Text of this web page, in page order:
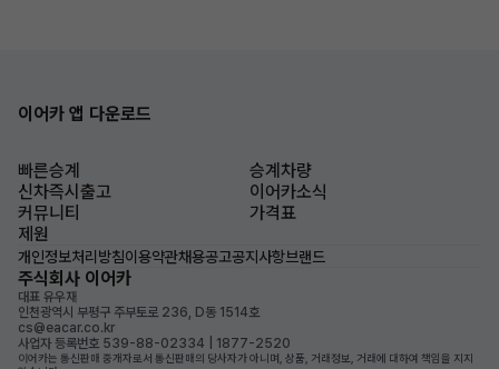
이어카 앱 다운로드
빠른승계
승계차량
신차즉시출고
이어카소식
커뮤니티
가격표
제원
개인정보처리방침이용약관채용공고공지사항브랜드
주식회사 이어카
대표 유우재
인천광역시 부평구 주부토로 236, D동 1514호
cs@eacar.co.kr
사업자 등록번호 539-88-02334 | 1877-2520
이어카는 통신판매 중개자로서 통신판매의 당사자가 아니며, 상품, 거래정보, 거래에 대하여 책임을 지지